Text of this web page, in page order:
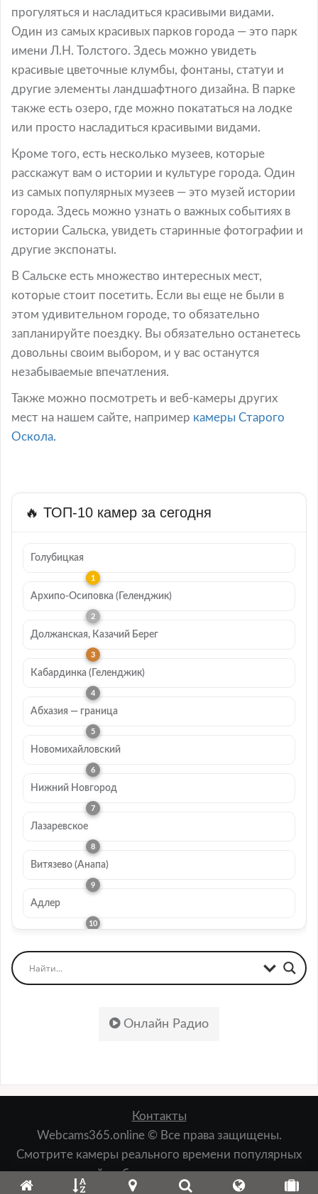
прогуляться и насладиться красивыми видами.
Один из самых красивых парков города — это парк
имени Л.Н. Толстого. Здесь можно увидеть
красивые цветочные клумбы, фонтаны, статуи и
другие элементы ландшафтного дизайна. В парке
также есть озеро, где можно покататься на лодке
или просто насладиться красивыми видами.
Кроме того, есть несколько музеев, которые
расскажут вам о истории и культуре города. Один
из самых популярных музеев — это музей истории
города. Здесь можно узнать о важных событиях в
истории Сальска, увидеть старинные фотографии и
другие экспонаты.
В Сальске есть множество интересных мест,
которые стоит посетить. Если вы еще не были в
этом удивительном городе, то обязательно
запланируйте поездку. Вы обязательно останетесь
довольны своим выбором, и у вас останутся
незабываемые впечатления.
Также можно посмотреть и веб-камеры других
мест на нашем сайте, например камеры Старого
Оскола.
🔥 ТОП-10 камер за сегодня
Голубицкая
Архипо-Осиповка (Геленджик)
Должанская, Казачий Берег
Кабардинка (Геленджик)
Абхазия — граница
Новомихайловский
Нижний Новгород
Лазаревское
Витязево (Анапа)
Адлер
Онлайн Радио
Контакты
Webcams365.online © Все права защищены.
Смотрите камеры реального времени популярных
мест: пляжей, набережных, лыжных курортов,